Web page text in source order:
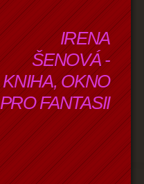
IRENA
ŠENOVÁ -
KNIHA, OKNO
PRO FANTASII